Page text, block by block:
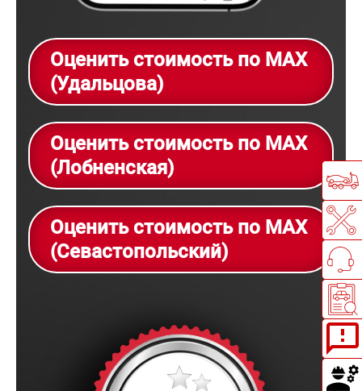
Оценить стоимость по MAX
(Удальцова)
Оценить стоимость по MAX
(Лобненская)
Оценить стоимость по MAX
(Севастопольский)